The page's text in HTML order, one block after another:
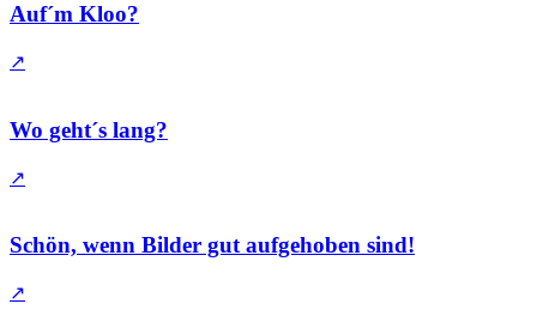
Auf´m Kloo?
↗
Wo geht´s lang?
↗
Schön, wenn Bilder gut aufgehoben sind!
↗